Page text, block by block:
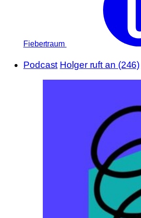
Fiebertraum
Podcast Holger ruft an (246)